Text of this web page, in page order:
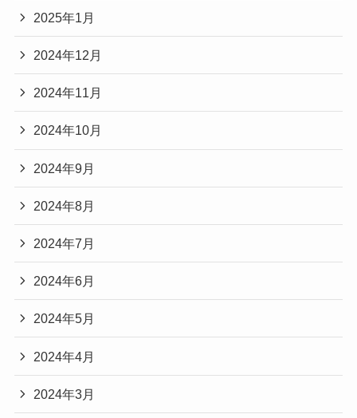
2025年1月
2024年12月
2024年11月
2024年10月
2024年9月
2024年8月
2024年7月
2024年6月
2024年5月
2024年4月
2024年3月